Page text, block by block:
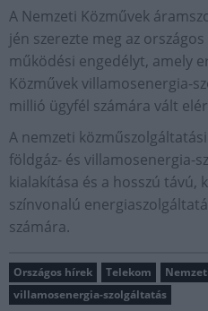
A Nemzeti Közművek
jén szerezte meg az
működési engedélyt, amely
Közművek villamosenergia-
millió ügyfél számára vált
A nemzeti
földgáz- és villamosenergia-
kialakítása és a hosszú távú,
színvonalú
számára.
Országos hírek Telekom
villamosenergia-szolgáltatás